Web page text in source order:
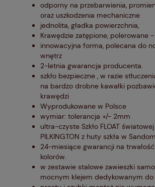
odporny na przebarwienia,
oraz uszkodzenia mechaniczne
jednolita, gładka powierzchnia,
Krawędzie zatępione, polerowane
innowacyjna forma, polecana do
wnętrz
2-letnia gwarancja producenta.
szkło bezpieczne , w razie
na bardzo drobne kawałki
krawędzi
Wyprodukowane w Polsce
wymiar: tolerancja +/- 2mm
ultra-czyste Szkło FLOAT
PILKINGTON z huty szkła w
24-miesiące gwarancji na
kolorów.
w zestawie stalowe zawieszki
mocnym klejem dedykowanym do